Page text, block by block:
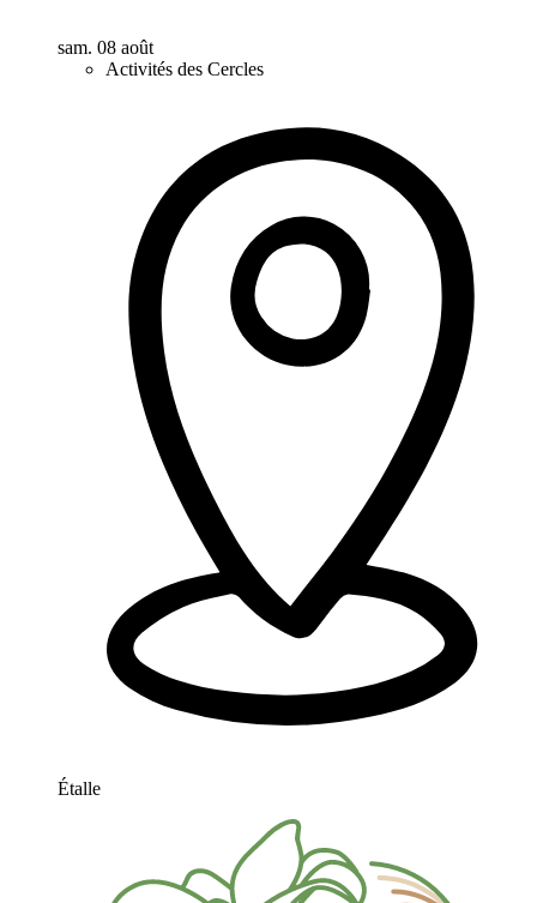
sam. 08 août
Activités des Cercles
Étalle